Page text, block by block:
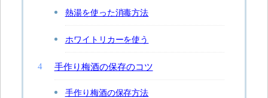
熱湯を使った消毒方法
ホワイトリカーを使う
手作り梅酒の保存のコツ
手作り梅酒の保存方法